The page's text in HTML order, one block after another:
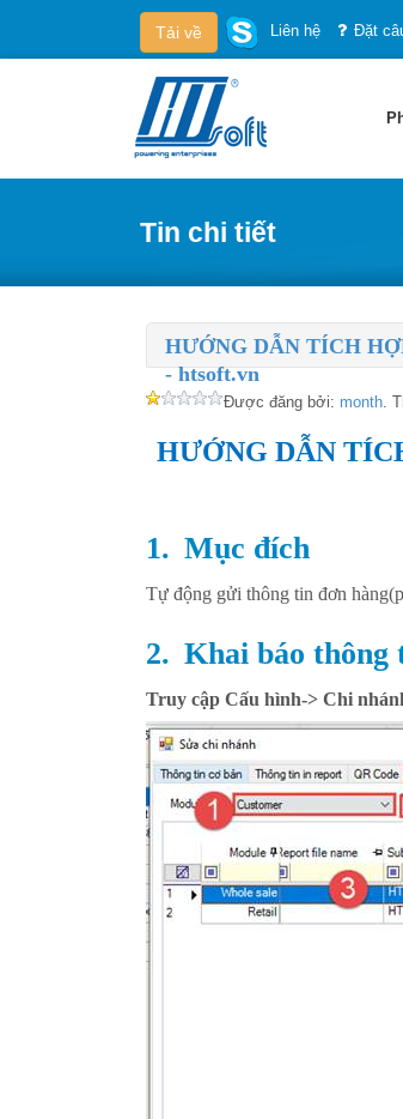
Tải về Liên hệ Đặt
Tin chi tiết
HƯỚNG DẪN TÍCH
- htsoft.vn
Được đăng bởi: month.
HƯỚNG DẪN
1. Mục đích
Tự động gửi thông tin đơn
2. Khai báo thông
Truy cập Cấu hình-> Chi